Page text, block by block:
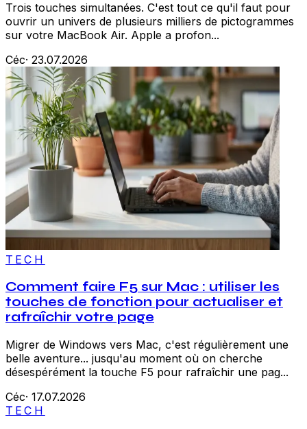
Trois touches simultanées. C'est tout ce qu'il faut pour
ouvrir un univers de plusieurs milliers de pictogrammes
sur votre MacBook Air. Apple a profon...
Céc· 23.07.2026
TECH
Comment faire F5 sur Mac : utiliser les
touches de fonction pour actualiser et
rafraîchir votre page
Migrer de Windows vers Mac, c'est régulièrement une
belle aventure... jusqu'au moment où on cherche
désespérément la touche F5 pour rafraîchir une pag...
Céc· 17.07.2026
TECH